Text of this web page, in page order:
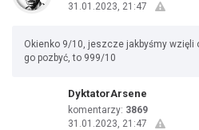
31.01.2023, 21:47
Okienko 9/10, jeszcze jakbyśmy wzięli
go pozbyć, to 999/10
DyktatorArsene
komentarzy: 3869
31.01.2023, 21:47